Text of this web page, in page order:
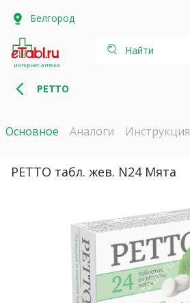
Белгород
интернет-аптека
Найти
РЕТТО
Основное Аналоги Инструкция
РЕТТО табл. жев. N24 Мята